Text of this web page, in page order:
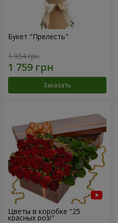
Букет "Прелесть"
1 954 грн
Заказать
Цветы в коробке "25
красных роз!"